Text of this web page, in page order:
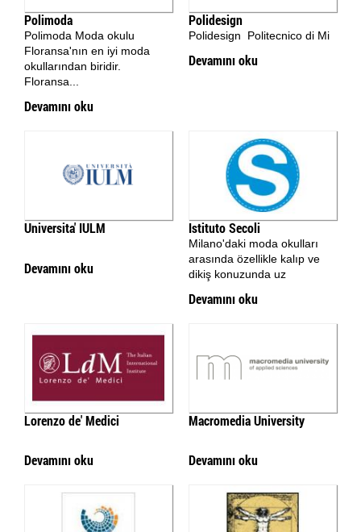
Polimoda
Polimoda Moda okulu
Floransa'nın en iyi moda
okullarından biridir.
Floransa...
Devamını oku
Polidesign
Polidesign Politecnico di Mi
Devamını oku
Universita' IULM
Devamını oku
Istituto Secoli
Milano'daki moda okulları
arasında özellikle kalıp ve
dikiş konuzunda uz
Devamını oku
Lorenzo de' Medici
Devamını oku
Macromedia University
Devamını oku